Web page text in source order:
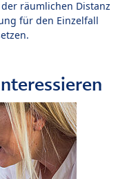
räumlichen Distanz
für den Einzelfall